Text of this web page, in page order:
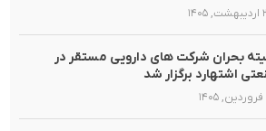
بحران شرکت های دارویی مستقر در
اشتهارد برگزار شد